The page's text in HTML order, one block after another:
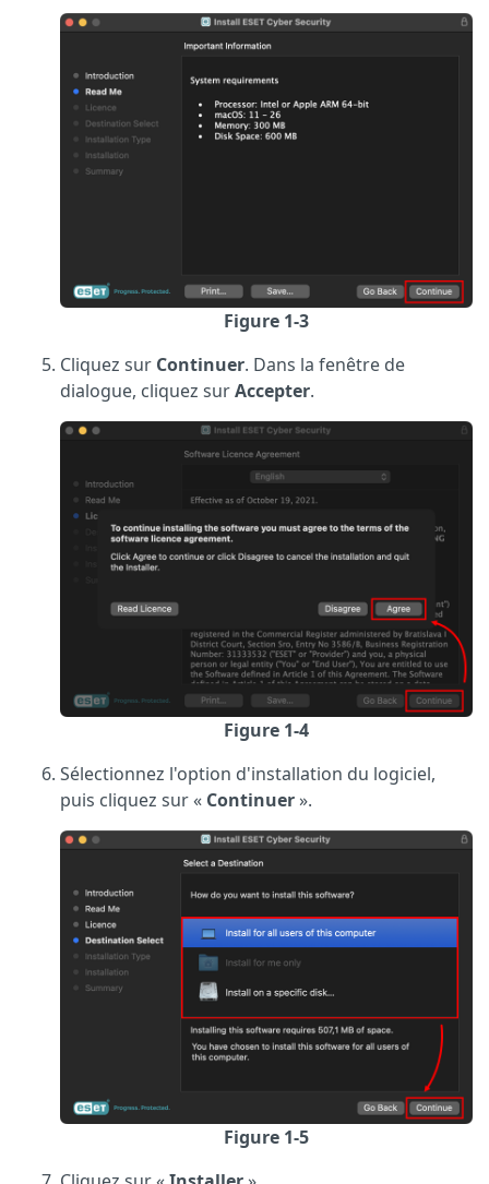
Figure 1-3
Cliquez sur Continuer. Dans la fenêtre de
dialogue, cliquez surAccepter.
Figure 1-4
Sélectionnez l'option d'installation du logiciel,
puis cliquez sur « Continuer».
Figure 1-5